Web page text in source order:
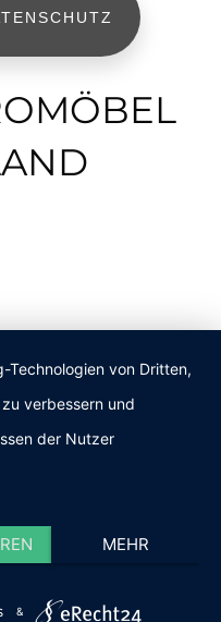
Technologien von Dritten,
verbessern und
der Nutzer
MEHR
&